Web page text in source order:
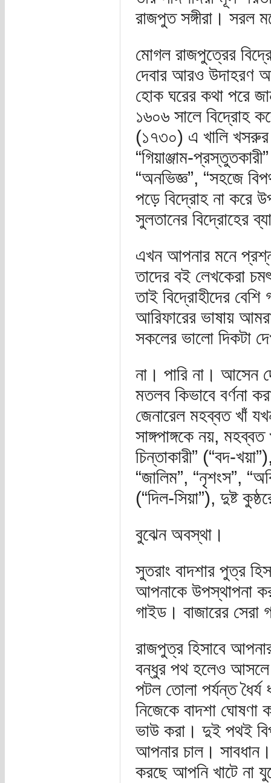
রাজপুত সঙ্গীরা। সরল
মোগল রাজপুত্রের
দেবার আরও উদাহরণ
হোক ঘরের কথা পরে
১৬০৬ সালে বিদ্রোহ
(১৭৩০) এ খালি খসরুর
“গিয়াঞ্জাম-
“অনভিজ্ঞ”, “সহজে
পড়ে বিদ্রোহ না করে
সুলতানের বিদ্রোহের
এখন আপনার মনে
তাদের বই লেখকেরা
তাই বিদ্রোহীদের
আরিফারের ভাষায়
সকলের ভালো দিকটা
না। পারি না। আসেন
মতলব কিভাবে বর্ণনা
জেনারেল মহব্বত খাঁ
সাঙ্গপাঙ্গকে নয়,
চিন্তাকারী” (“বদ-
“জালিম”, “নৃশংস”,
(“দিল-সিয়া”), দুষ্ট
বুঝেন অবস্থা।
সুতরাং বাদশার পুত্র
আপনাকে উপস্থাপনা
গাইড। বাজারের সেরা
রাজপুত্র হিসাবে
বন্ধুর পথ হলেও
পটল তোলা পর্যন্ত
নিজেকে বাদশা ঘোষণা
ভাউ করা। দুই পথই
আপনার চাল। সাবধান।
করছে আপনি খাটে না